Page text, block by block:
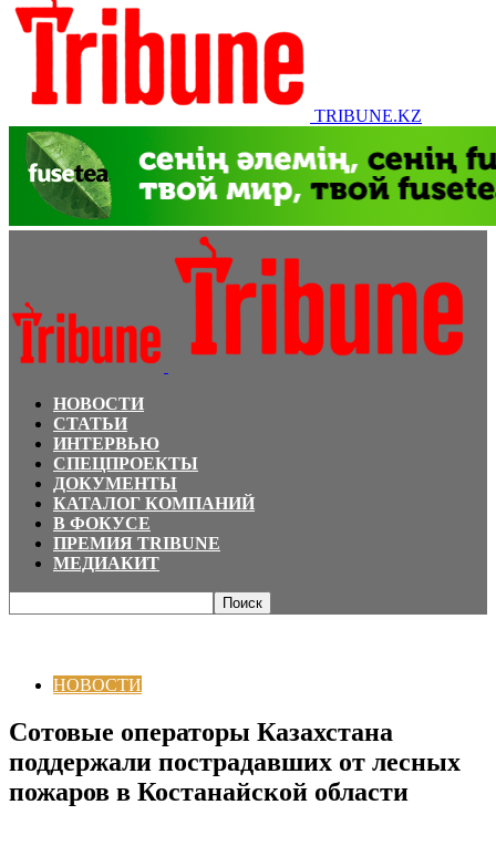
TRIBUNE.KZ
НОВОСТИ
СТАТЬИ
ИНТЕРВЬЮ
СПЕЦПРОЕКТЫ
ДОКУМЕНТЫ
КАТАЛОГ КОМПАНИЙ
В ФОКУСЕ
ПРЕМИЯ TRIBUNE
МЕДИАКИТ
НОВОСТИ
Сотовые операторы Казахстана
поддержали пострадавших от лесных
пожаров в Костанайской области